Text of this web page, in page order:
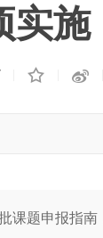
实施
课题申报指南